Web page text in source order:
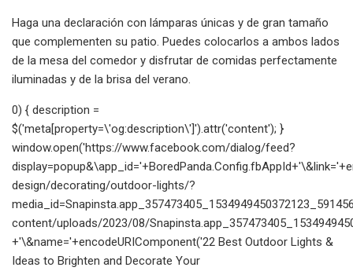
Haga una declaración con lámparas únicas y de gran tamaño
que complementen su patio. Puedes colocarlos a ambos lados
de la mesa del comedor y disfrutar de comidas perfectamente
iluminadas y de la brisa del verano.
0) { description =
$('meta[property=\'og:description\']').attr('content'); }
window.open('https://www.facebook.com/dialog/feed?
design/decorating/outdoor-lights/?
content/uploads/2023/08/
+'\&name='+encodeURIComponent('22 Best Outdoor Lights &
Ideas to Brighten and Decorate Your